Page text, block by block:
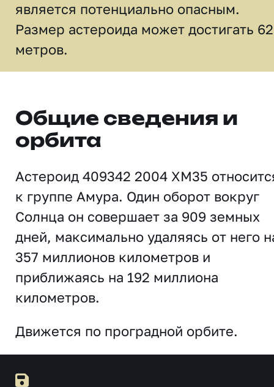
является потенциально опасным.
Размер астероида может достигать
метров.
Общие сведения и
орбита
Астероид 409342 2004 XM35
к группе Амура. Один оборот вокруг
Солнца он совершает за 909 земных
дней, максимально удаляясь от него
357 миллионов километров и
приближаясь на 192 миллиона
километров.
Движется по проградной орбите.